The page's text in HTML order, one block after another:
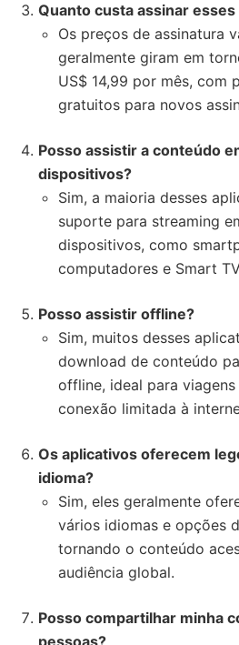
Quanto custa assinar
Os preços de assinatura
geralmente giram em
US$ 14,99 por mês, com
gratuitos para novos
Posso assistir a conteúdo
dispositivos?
Sim, a maioria desses
suporte para streaming
dispositivos, como
computadores e Smart
Posso assistir offline?
Sim, muitos desses
download de conteúdo
offline, ideal para
conexão limitada à
Os aplicativos oferecem
idioma?
Sim, eles geralmente
vários idiomas e opções
tornando o conteúdo
audiência global.
Posso compartilhar minha
pessoas?